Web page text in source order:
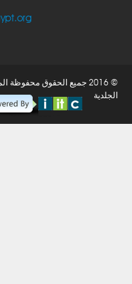
© 2016 جميع الحقوق
الجلدية